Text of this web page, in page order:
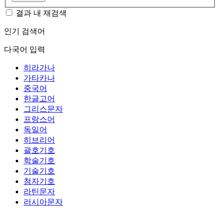
결과 내 재검색
인기 검색어
다국어 입력
히라가나
가타카나
중국어
한글고어
그리스문자
프랑스어
독일어
히브리어
괄호기호
학술기호
기술기호
첨자기호
라틴문자
러시아문자